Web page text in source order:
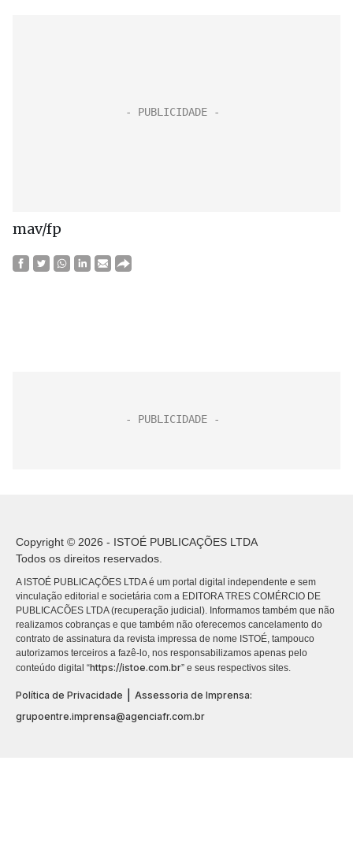
mav/fp
Copyright © 2026 - ISTOÉ PUBLICAÇÕES LTDA
Todos os direitos reservados.
A ISTOÉ PUBLICAÇÕES LTDA é um portal digital independente e sem
vinculação editorial e societária com a EDITORA TRES COMÉRCIO DE
PUBLICACÕES LTDA (recuperação judicial). Informamos também que não
realizamos cobranças e que também não oferecemos cancelamento do
contrato de assinatura da revista impressa de nome ISTOÉ, tampouco
autorizamos terceiros a fazê-lo, nos responsabilizamos apenas pelo
conteúdo digital “https://istoe.com.br” e seus respectivos sites.
Política de Privacidade
Assessoria de Imprensa:
grupoentre.imprensa@agenciafr.com.br